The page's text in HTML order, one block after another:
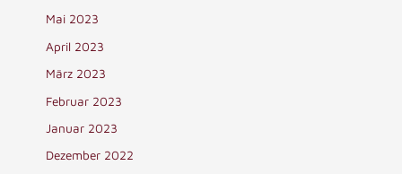
Mai 2023
April 2023
März 2023
Februar 2023
Januar 2023
Dezember 2022